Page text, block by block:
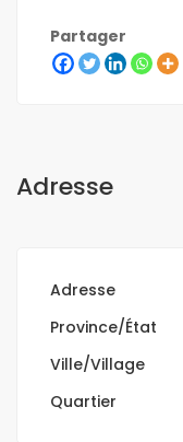
Partager
Adresse
Adresse
Province/État
Ville/Village
Quartier